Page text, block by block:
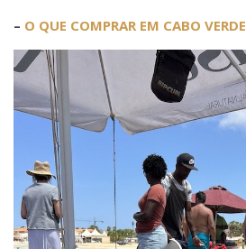
– O QUE COMPRAR EM CABO VERDE